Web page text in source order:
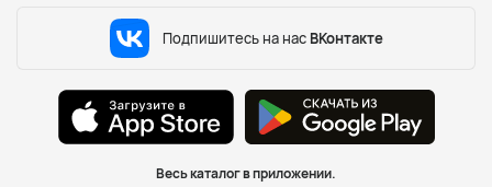
Подпишитесь на нас ВКонтакте
Весь каталог в приложении.